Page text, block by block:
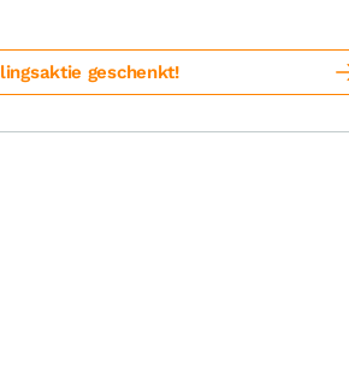
geschenkt!